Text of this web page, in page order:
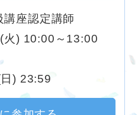
座認定講師
火) 10:00～13:00
) 23:59